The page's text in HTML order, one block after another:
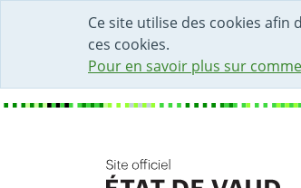
Ce site utilise des cookies
ces cookies.
Pour en savoir plus sur
DÉBUT DU CONTENU DE LA
ACCÈS AU CHAMP DE
PAGE D'ACCUEIL
FORMULAIRE DE CONTACT